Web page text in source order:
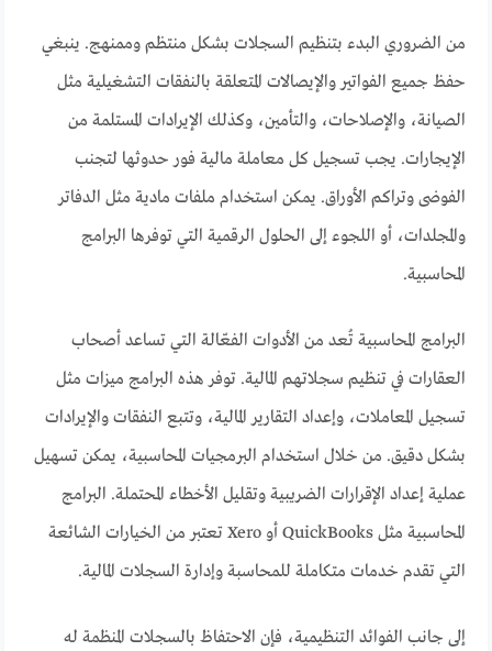
من الضروري البدء بتنظيم السجلات بشكل منتظم وممنهج. ينبغي
حفظ جميع الفواتير والإيصالات المتعلقة بالنفقات التشغيلية مثل
الصيانة، والإصلاحات، والتأمين، وكذلك الإيرادات المستلمة من
الإيجارات. يجب تسجيل كل معاملة مالية فور حدوثها لتجنب
الفوضى وتراكم الأوراق. يمكن استخدام ملفات مادية مثل الدفاتر
والمجلدات، أو اللجوء إلى الحلول الرقمية التي توفرها البرامج
المحاسبية.
البرامج المحاسبية تُعد من الأدوات الفعّالة التي تساعد أصحاب
العقارات في تنظيم سجلاتهم المالية. توفر هذه البرامج ميزات مثل
تسجيل المعاملات، وإعداد التقارير المالية، وتتبع النفقات والإيرادات
بشكل دقيق. من خلال استخدام البرمجيات المحاسبية، يمكن تسهيل
عملية إعداد الإقرارات الضريبية وتقليل الأخطاء المحتملة. البرامج
المحاسبية مثل QuickBooks أو Xero تعتبر من الخيارات الشائعة
التي تقدم خدمات متكاملة للمحاسبة وإدارة السجلات المالية.
إلى جانب الفوائد التنظيمية، فإن الاحتفاظ بالسجلات المنظمة له